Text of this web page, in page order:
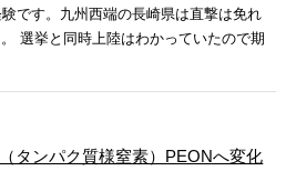
です。九州西端の長崎県は直撃は免れ
選挙と同時上陸はわかっていたので期
タンパク質様窒素）PEONへ変化